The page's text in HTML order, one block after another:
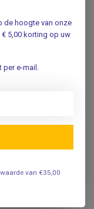
de hoogte van onze
5,00 korting op uw
e-mail.
van €35,00